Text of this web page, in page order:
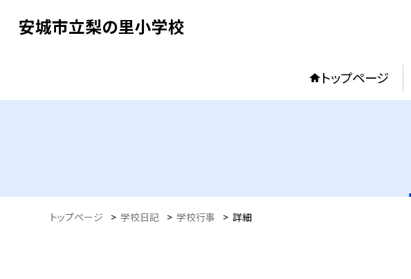
安城市立梨の里小学校
トップページ
トップページ > 学校日記 > 学校行事 > 詳細